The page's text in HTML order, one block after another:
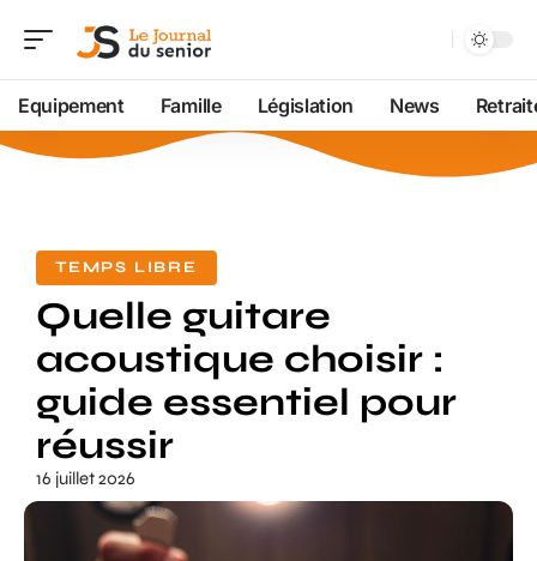
Equipement Famille Législation News
TEMPS LIBRE
Quelle guitare
acoustique choisir :
guide essentiel pour
réussir
16 juillet 2026